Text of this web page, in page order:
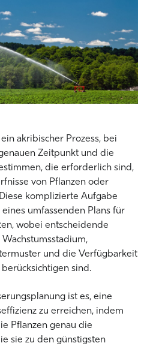
akribischer Prozess, bei
Zeitpunkt und die
die erforderlich sind,
von Pflanzen oder
komplizierte Aufgabe
umfassenden Plans für
wobei entscheidende
und die Verfügbarkeit
sind.
ist es, eine
zu erreichen, indem
Pflanzen genau die
sie zu den günstigsten